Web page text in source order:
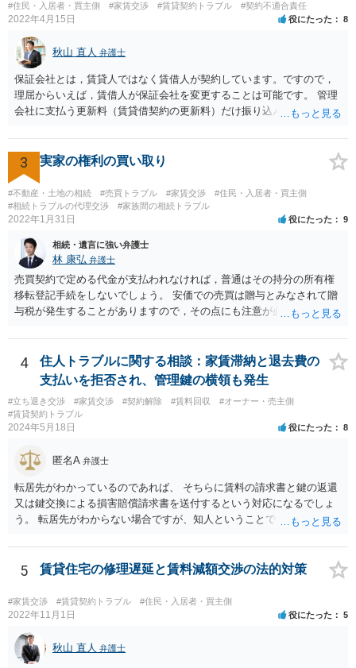
相当」という判断ができないから賃料増額には応じないという主張が
できます。 なお、賃貸借契約書には「家賃の変更は貸主・借主間の合
意の上で行う」という特約があるとのことですが、最高裁判例（S56.
4.20）では、このような特約があっても協議を経ない増額請求も有効
とされているため（本当に賃料が不相当であれば特約に拘束されるの
は不合理だからという考え方です。「契約条件にかかわらず」とはそ
ういう意味です。）、契約違反だから増額には応じないという理論で
はなく、上記のとおり、「不相当」かどうかが判断できないから、と
合、増額を正当とする判決が確定するまでは相当な賃料（※現在の賃
料）を支払えば足りる、とされています。 もし、貸主が「現在の賃料
なら受け取らない」などと言った場合は、最寄りの法務局に現在の賃
料を供託してください。賃料を支払わないと契約が解除される可能性
がありますので、注意が必要です。
#住民・入居者・買主側 #家賃交渉 #賃貸契約トラブル #契約不適合責任
2022年4月15日 役にたった 8
秋山 直人 弁護士
保証会社とは，賃貸人ではなく賃借人が契約しています。ですので，
理屈からいえば，賃借人が保証会社を変更することは可能です。 管理
会社に支払う更新料（賃貸借契約の更新料）だけ振り込んで，保証会
ば，その保証会社との契約は更新されません。 ただ，賃貸人との賃貸
借契約書上で，賃貸借契約期間中，保証会社との保証契約をする義務
が規定されている場合があり，「賃貸人指定の」保証会社との契約が
義務付けられている場合もあり得ます。この場合には，賃貸人指定以
外の保証会社とは契約できないことになります。そのような縛りがな
ければ，別の保証会社との契約に変更できる可能性もあります。 まず
は賃貸借契約書の規定を確認する必要があります。
3 実家の権利の買い取り
#不動産・土地の相続 #売買トラブル #家賃交渉
#住民・入居者・買主側
#相続トラブルの代理交渉
#家族間の相続トラブル
2022年1月31日 役にたった 9
相続・遺言に強い弁護士
林 康弘 弁護士
売買契約で定める代金が支払われなければ，普通はその持分の所有権
移転登記手続をしないでしょう。 安価での売買は贈与とみなされて贈
与税が発生することがありますので，その点にも注意が必要です。 い
まれることをおすすめします。
4
住人トラブルに関する相談：家賃滞納と退去費の
支払いを拒否され、管理鍵の横領も発生
#立ち退き交渉 #家賃交渉 #契約解除 #賃料回収
#オーナー・売主側
#賃貸契約トラブル
2024年5月18日 役にたった 8
匿名A 弁護士
転居先がわかっているのであれば、 そちらに賃料の請求書と鍵の返還
又は鍵交換による損害賠償請求書を送付するという対応になるでしょ
う。 転居先がわからない場合ですが、知人ということで、連絡がつく
で、適切な対応が望めない場合は、債権回収を弁護士に依頼すること
をご検討ください。
5 賃貸住宅の修理遅延と賃料減額交渉の法的対策
#家賃交渉 #賃貸契約トラブル #住民・入居者・買主側
2022年11月1日 役にたった 5
秋山 直人 弁護士